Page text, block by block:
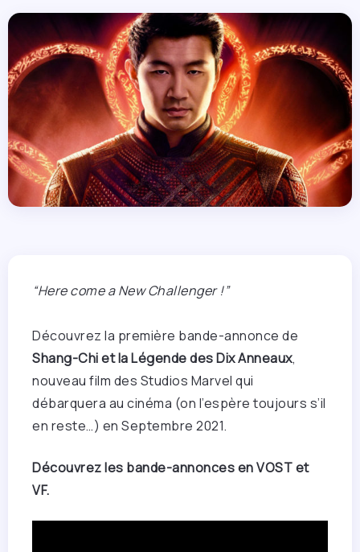
“Here come a New Challenger !”
Découvrez la première bande-annonce de
Shang-Chi et la Légende des Dix Anneaux,
nouveau film des Studios Marvel qui
débarquera au cinéma (on l’espère toujours s’il
en reste…) en Septembre 2021.
Découvrez les bande-annonces en VOST et
VF.